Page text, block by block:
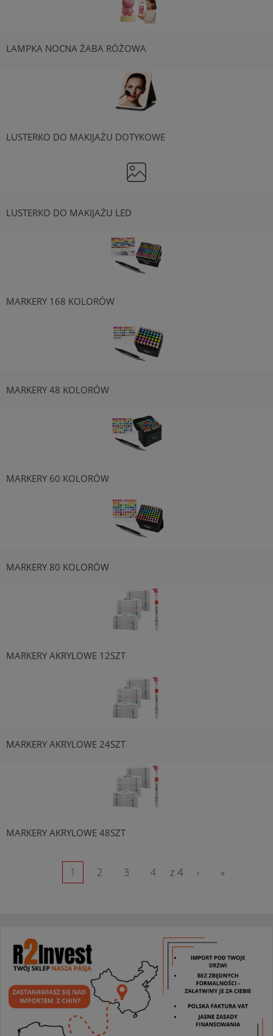
LAMPKA NOCNA ŻABA RÓŻOWA
LUSTERKO DO MAKIJAŻU DOTYKOWE
LUSTERKO DO MAKIJAŻU LED
MARKERY 168 KOLORÓW
MARKERY 48 KOLORÓW
MARKERY 60 KOLORÓW
MARKERY 80 KOLORÓW
MARKERY AKRYLOWE 12SZT
MARKERY AKRYLOWE 24SZT
MARKERY AKRYLOWE 48SZT
1 2 3 4 z 4 › »